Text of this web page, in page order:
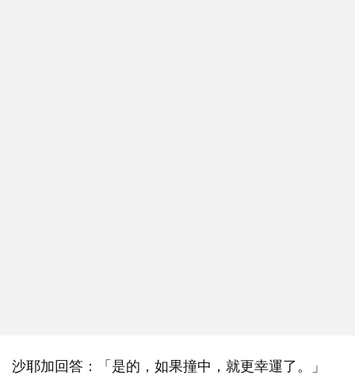
沙耶加回答：「是的，如果撞中，就更幸運了。」